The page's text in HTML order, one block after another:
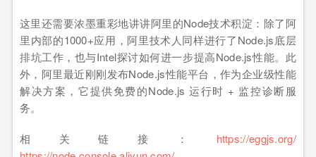
这里还需要浓墨重彩地讲讲阿里的Node技术积淀：除了阿
里内部的1000+应用，阿里技术人同样进行了Node.js底层
排坑工作，也与Intel探讨如何进一步提高Node.js性能。此
外，阿里最近刚刚发布Node.js性能平台，作为企业级性能
解决方案，它提供免费的Node.js 运行时 + 监控诊断服
务。
相关链接： https://eggjs.org/